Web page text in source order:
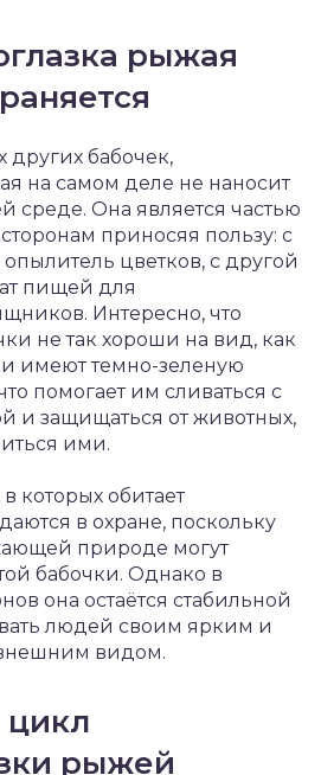
рыжая
других бабочек,
на самом деле не наносит
Она является частью
приносяя пользу: с
цветков, с другой
пищей для
Интересно, что
не так хороши на вид, как
имеют темно-зеленую
помогает им сливаться с
и защищаться от животных,
ими.
которых обитает
в охране, поскольку
природе могут
бабочки. Однако в
она остаётся стабильной
людей своим ярким и
видом.
рыжей